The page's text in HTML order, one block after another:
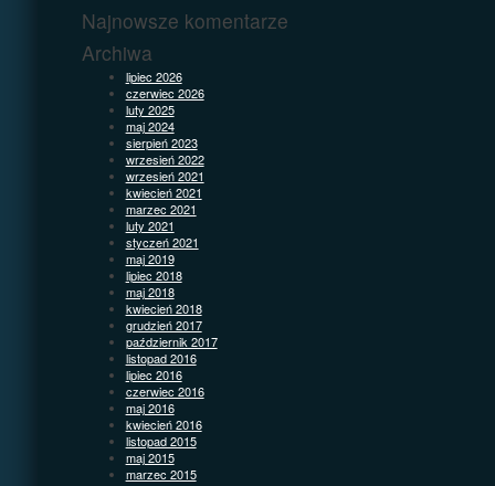
Najnowsze komentarze
Archiwa
lipiec 2026
czerwiec 2026
luty 2025
maj 2024
sierpień 2023
wrzesień 2022
wrzesień 2021
kwiecień 2021
marzec 2021
luty 2021
styczeń 2021
maj 2019
lipiec 2018
maj 2018
kwiecień 2018
grudzień 2017
październik 2017
listopad 2016
lipiec 2016
czerwiec 2016
maj 2016
kwiecień 2016
listopad 2015
maj 2015
marzec 2015